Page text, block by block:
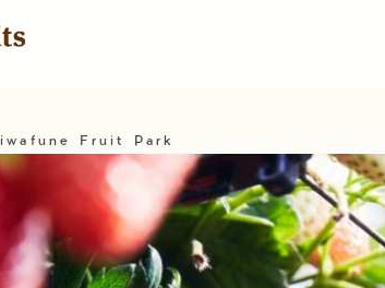
iwafune Fruit Park